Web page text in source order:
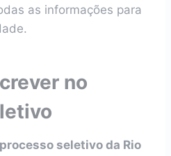
as informações para
no
processo seletivo da Rio